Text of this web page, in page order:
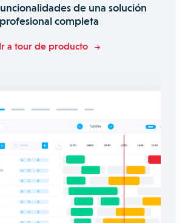
de una solución
profesional completa
Ir a tour de producto